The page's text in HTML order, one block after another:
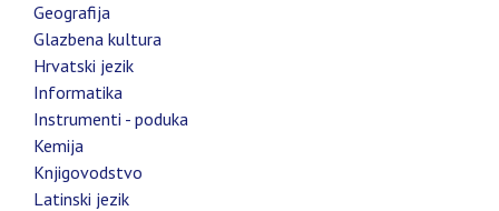
Geografija
Glazbena kultura
Hrvatski jezik
Informatika
Instrumenti - poduka
Kemija
Knjigovodstvo
Latinski jezik